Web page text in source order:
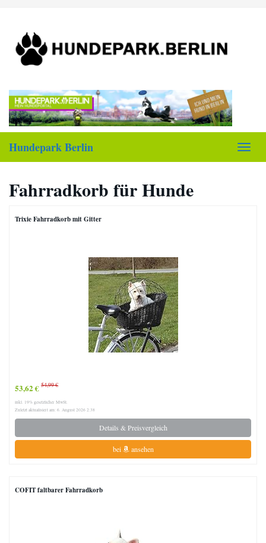
content
Hundepark Berlin
Fahrradkorb für Hunde
Trixie Fahrradkorb mit Gitter
53,62 € 54,99 €
inkl. 19% gesetzlicher MwSt.
Zuletzt aktualisiert am: 6. August 2026 2:38
Details & Preisvergleich
bei ansehen
COFIT faltbarer Fahrradkorb